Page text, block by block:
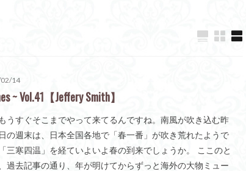
14
~ Vol.41【Jeffery Smith】
うすぐそこまでやって来てるんですね。南風が吹き込む昨
の週末は、日本全国各地で「春一番」が吹き荒れたようで
三寒四温」を経ていよいよ春の到来でしょうか。 ここのと
過去記事の通り、年が明けてからずっと海外の大物ミュー